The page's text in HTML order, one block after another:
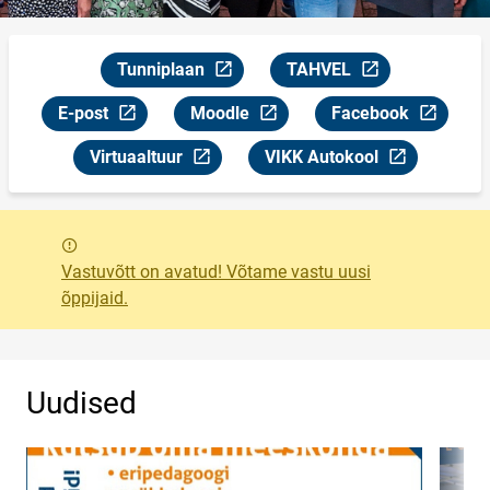
Tunniplaan
Link avaneb uuel leheküljel
TAHVEL
Link avaneb uuel
E-post
Link avaneb uuel leheküljel
Moodle
Link avaneb uuel leheküljel
Facebook
Link avaneb uuel
Virtuaaltuur
Link avaneb uuel leheküljelVIKK Autokool
Link avaneb uuel leheküljel
Vastuvõtt on avatud! Võtame vastu uusi
õppijaid.
Uudised